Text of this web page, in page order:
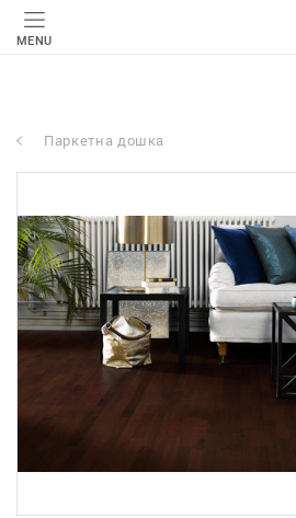
MENU
Паркетна дошка